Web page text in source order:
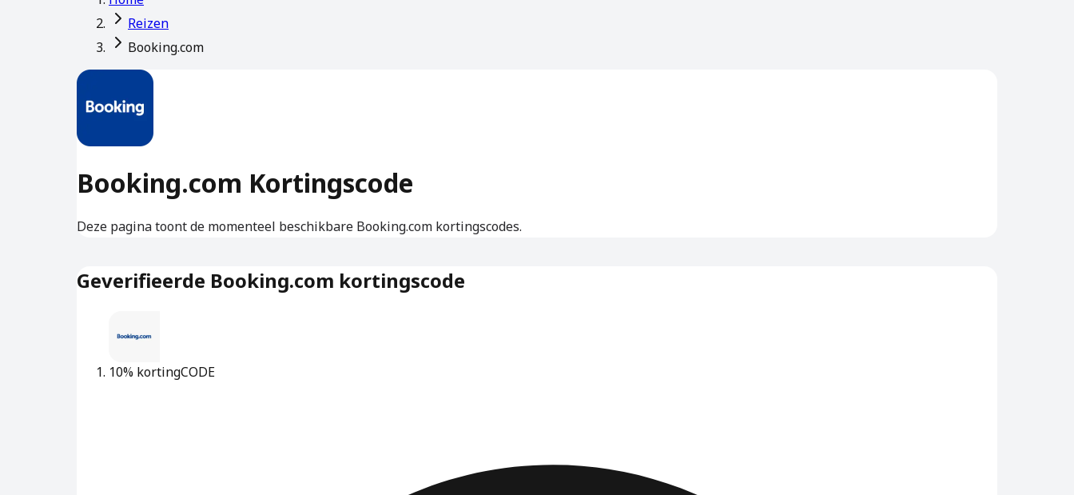
Reizen
Booking.com
Booking.com Kortingscode
Deze pagina toont de momenteel beschikbare Booking.com kortingscodes.
Geverifieerde Booking.com kortingscode
10% kortingCODE